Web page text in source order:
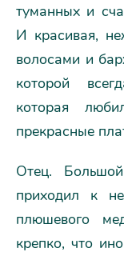
туманных и
И красивая,
волосами и
которой
которая
прекрасные
Отец.
приходил к
плюшевого
крепко, что